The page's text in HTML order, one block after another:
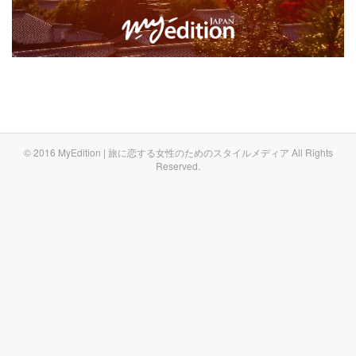
© 2016 MyEdition | 旅に恋する女性のためのスタイルメディア All Rights
Reserved.